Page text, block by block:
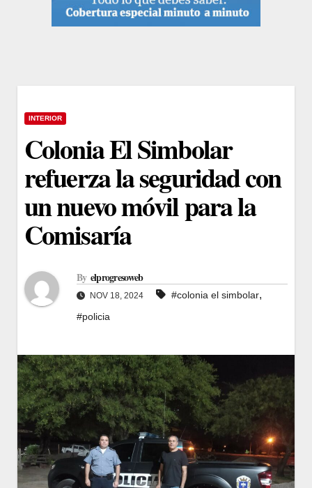
INTERIOR
Colonia El Simbolar
refuerza la seguridad con
un nuevo móvil para la
Comisaría
By elprogresoweb
NOV 18, 2024 #colonia el simbolar,
#policia